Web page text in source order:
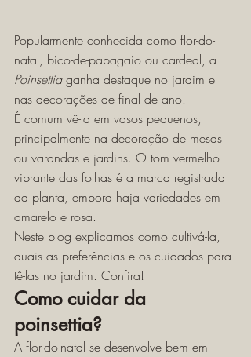
Popularmente conhecida como flor-do-
natal, bico-de-papagaio ou cardeal, a
Poinsettia ganha destaque no jardim e
nas decorações de final de ano.
É comum vê-la em vasos pequenos,
principalmente na decoração de mesas
ou varandas e jardins. O tom vermelho
vibrante das folhas é a marca registrada
da planta, embora haja variedades em
amarelo e rosa.
Neste blog explicamos como cultivá-la,
quais as preferências e os cuidados para
tê-las no jardim. Confira!
Como cuidar da
poinsettia?
A flor-do-natal se desenvolve bem em